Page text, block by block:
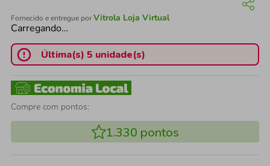
Fornecido e entregue porVitrola Loja Virtual
Carregando…
Última(s) 5 unidade(s)
Compre com pontos:
1.330 pontos